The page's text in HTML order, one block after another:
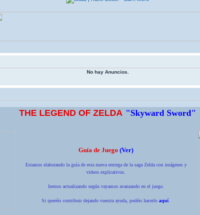
No hay Anuncios.
THE LEGEND OF ZELDA "Skyward Sword"
Guía de Juego (Ver)
Estamos elaborando la guía de esta nueva entrega de la saga Zelda con imágenes y
videos explicativos.
Iremos actualizando según vayamos avanzando en el juego.
Si queréis contribuir dejando vuestra ayuda, podéis hacerloaquí